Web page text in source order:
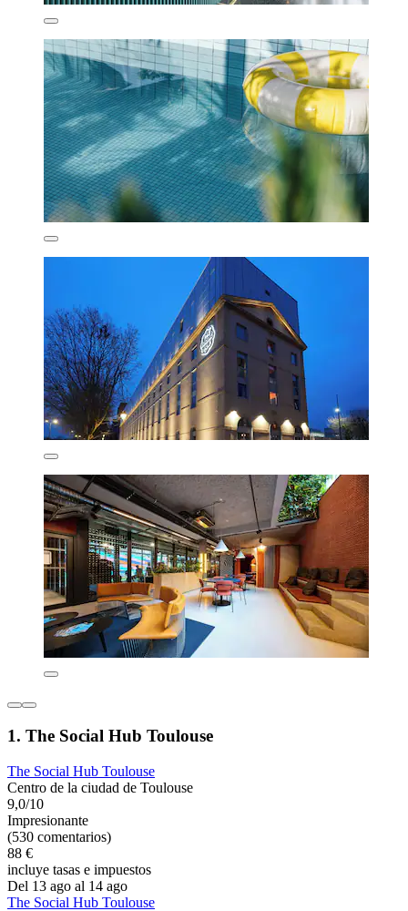
1. The Social Hub Toulouse
The Social Hub Toulouse
Centro de la ciudad de Toulouse
9,0/10
Impresionante
(530 comentarios)
88 €
incluye tasas e impuestos
Del 13 ago al 14 ago
The Social Hub Toulouse